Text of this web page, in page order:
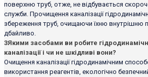
поверхню труб, отже, не відбувається
служби. Прочищення каналізації
збереження труб, очищаючи їхню внутрішню
дбайливо.
3Якими засобами ви робите
каналізації і чи не шкідливі вони?
Очищення каналізації гідродинамічним
використання реагентів, екологічно